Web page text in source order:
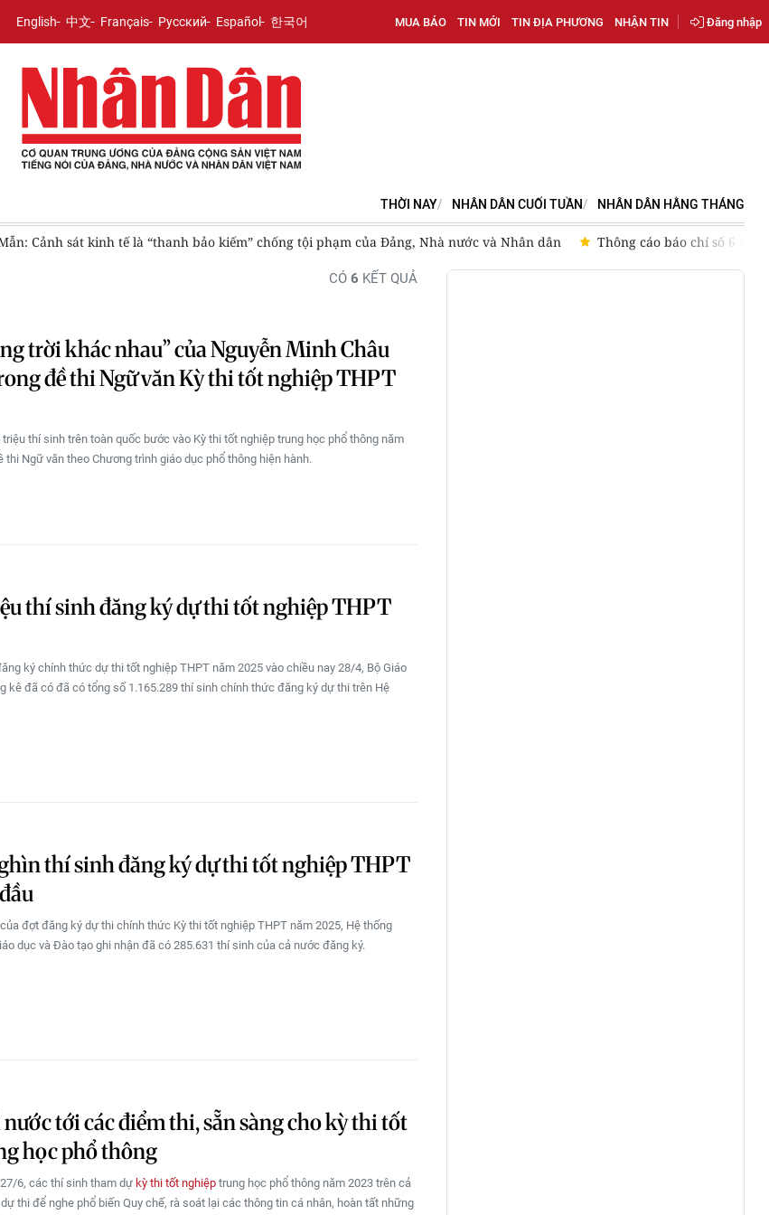
English 中文 Français Русский Español 한국어 MUA BÁO TIN MỚI TIN ĐỊA PHƯƠNG NHẬN TIN Đăng nhập
THỜI NAY NHÂN DÂN CUỐI TUẦN NHÂN DÂN HẰNG THÁNG
Cảnh sát kinh tế là “thanh bảo kiếm” chống tội phạm của Đảng, Nhà nước và Nhân dân Thông cáo báo chí số 6 Kỳ
CÓ 6 KẾT QUẢ
trời khác nhau” của Nguyễn Minh Châu
đề thi Ngữ văn Kỳ thi tốt nghiệp THPT
thí sinh trên toàn quốc bước vào Kỳ thi tốt nghiệp trung học phổ thông năm
thi Ngữ văn theo Chương trình giáo dục phổ thông hiện hành.
thí sinh đăng ký dự thi tốt nghiệp THPT
ký chính thức dự thi tốt nghiệp THPT năm 2025 vào chiều nay 28/4, Bộ Giáo
kê đã có đã có tổng số 1.165.289 thí sinh chính thức đăng ký dự thi trên Hệ
thí sinh đăng ký dự thi tốt nghiệp THPT
đợt đăng ký dự thi chính thức Kỳ thi tốt nghiệp THPT năm 2025, Hệ thống
dục và Đào tạo ghi nhận đã có 285.631 thí sinh của cả nước đăng ký.
tới các điểm thi, sẵn sàng cho kỳ thi tốt
học phổ thông
6, các thí sinh tham dự kỳ thi tốt nghiệp trung học phổ thông năm 2023 trên cả
thi để nghe phổ biến Quy chế, rà soát lại các thông tin cá nhân, hoàn tất những